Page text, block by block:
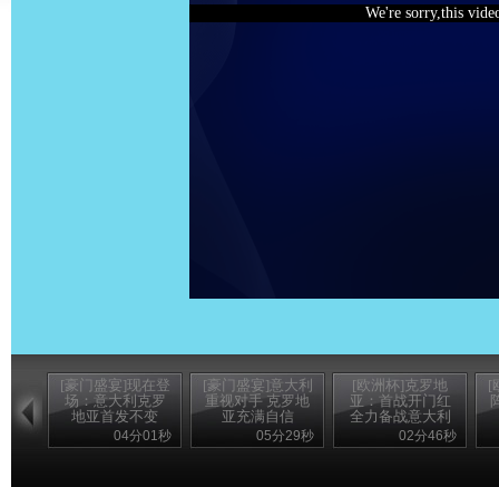
We're sorry,this
[豪门盛宴]现在登
场：意大利克罗
地亚首发不变
04分01秒
[豪门盛宴]意大利
重视对手 克罗地
亚充满自信
05分29秒
[欧洲杯]克罗地
亚：首战开门红
全力备战意大利
02分46秒
[